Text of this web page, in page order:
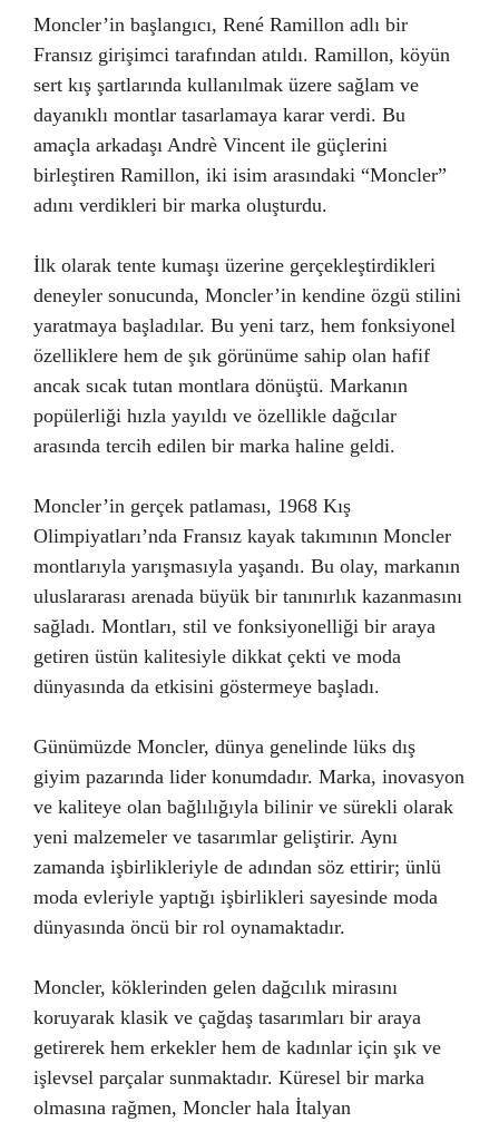
Moncler’in başlangıcı, René Ramillon adlı bir
Fransız girişimci tarafından atıldı. Ramillon, köyün
sert kış şartlarında kullanılmak üzere sağlam ve
dayanıklı montlar tasarlamaya karar verdi. Bu
amaçla arkadaşı Andrè Vincent ile güçlerini
birleştiren Ramillon, iki isim arasındaki “Moncler”
adını verdikleri bir marka oluşturdu.
İlk olarak tente kumaşı üzerine gerçekleştirdikleri
deneyler sonucunda, Moncler’in kendine özgü stilini
yaratmaya başladılar. Bu yeni tarz, hem fonksiyonel
özelliklere hem de şık görünüme sahip olan hafif
ancak sıcak tutan montlara dönüştü. Markanın
popülerliği hızla yayıldı ve özellikle dağcılar
arasında tercih edilen bir marka haline geldi.
Moncler’in gerçek patlaması, 1968 Kış
Olimpiyatları’nda Fransız kayak takımının Moncler
montlarıyla yarışmasıyla yaşandı. Bu olay, markanın
uluslararası arenada büyük bir tanınırlık kazanmasını
sağladı. Montları, stil ve fonksiyonelliği bir araya
getiren üstün kalitesiyle dikkat çekti ve moda
dünyasında da etkisini göstermeye başladı.
Günümüzde Moncler, dünya genelinde lüks dış
giyim pazarında lider konumdadır. Marka, inovasyon
ve kaliteye olan bağlılığıyla bilinir ve sürekli olarak
yeni malzemeler ve tasarımlar geliştirir. Aynı
zamanda işbirlikleriyle de adından söz ettirir; ünlü
moda evleriyle yaptığı işbirlikleri sayesinde moda
dünyasında öncü bir rol oynamaktadır.
Moncler, köklerinden gelen dağcılık mirasını
koruyarak klasik ve çağdaş tasarımları bir araya
getirerek hem erkekler hem de kadınlar için şık ve
işlevsel parçalar sunmaktadır. Küresel bir marka
olmasına rağmen, Moncler hala İtalyan